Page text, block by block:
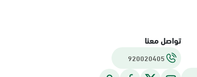
تواصل معنا
920020405